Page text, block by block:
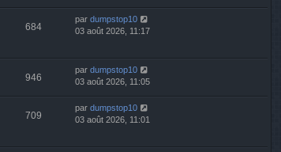
684
par dumpstop10
03 août 2026, 11:17
946
par dumpstop10
03 août 2026, 11:05
709
par dumpstop10
03 août 2026, 11:01